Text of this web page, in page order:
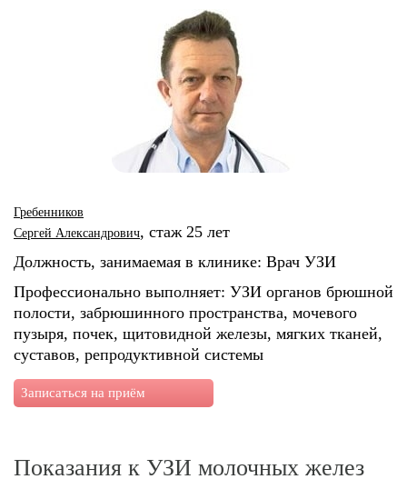
Гребенников
Сергей Александрович, стаж 25 лет
Должность, занимаемая в клинике: Врач УЗИ
Профессионально выполняет: УЗИ органов брюшной
полости, забрюшинного пространства, мочевого
пузыря, почек, щитовидной железы, мягких тканей,
суставов, репродуктивной системы
Записаться на приём
Показания к УЗИ молочных желез